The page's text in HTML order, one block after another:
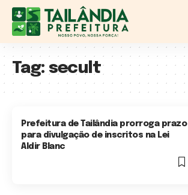
Tag: secult
Prefeitura de Tailândia prorroga prazo
para divulgação de inscritos na Lei
Aldir Blanc